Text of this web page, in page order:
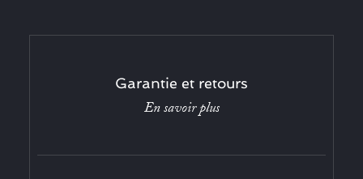
Garantie et retours
En savoir plus